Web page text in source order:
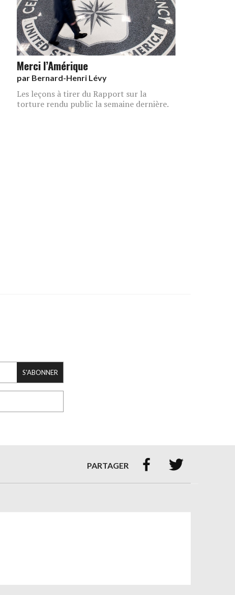
Merci l’Amérique
par Bernard-Henri Lévy
Les leçons à tirer du Rapport sur la
torture rendu public la semaine dernière.
S'ABONNER
PARTAGER  